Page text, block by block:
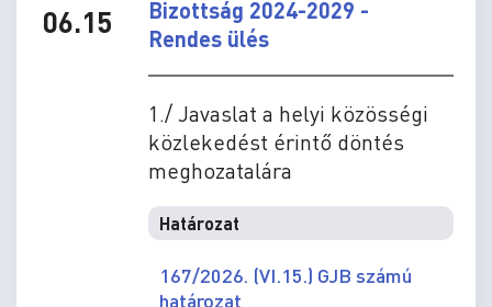
06.15
Bizottság 2024-2029 -
Rendes ülés
1./ Javaslat a helyi közösségi
közlekedést érintő döntés
meghozatalára
Határozat
167/2026. (VI.15.) GJB számú
határozat